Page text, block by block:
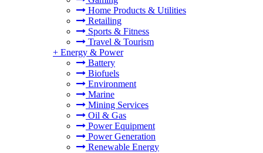
Home Products & Utilities
Retailing
Sports & Fitness
Travel & Tourism
+ Energy & Power
Battery
Biofuels
Environment
Marine
Mining Services
Oil & Gas
Power Equipment
Power Generation
Renewable Energy